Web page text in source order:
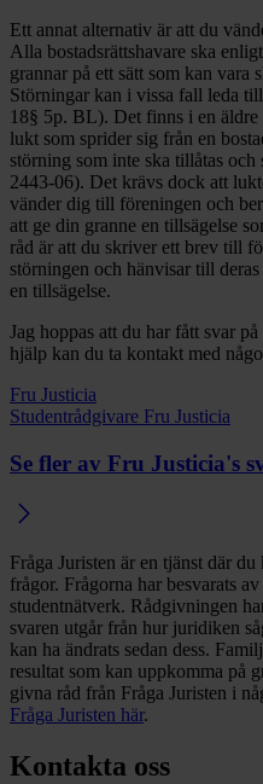
Ett annat alternativ är att du
Alla bostadsrättshavare ska
grannar på ett sätt som kan
Störningar kan i vissa fall leda
18§ 5p. BL). Det finns i en
lukt som sprider sig från en
störning som inte ska tillåtas
2443-06). Det krävs dock att
vänder dig till föreningen och
att ge din granne en tillsägelse
råd är att du skriver ett brev till
störningen och hänvisar till
en tillsägelse.
Jag hoppas att du har fått svar
hjälp kan du ta kontakt med
Fru Justicia
Studentrådgivare Fru Justicia
Se fler av Fru Justicia's
Fråga Juristen är en tjänst där
frågor. Frågorna har besvarats
studentnätverk. Rådgivningen
svaren utgår från hur juridiken
kan ha ändrats sedan dess.
resultat som kan uppkomma på
givna råd från Fråga Juristen i
Fråga Juristen här.
Kontakta oss